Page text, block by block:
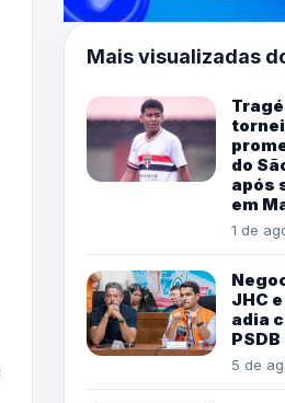
Mais visualizadas
do
após
em
1 de
JHC
adia
5 de